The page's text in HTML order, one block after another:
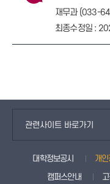
재무과 (033-
최종수정일 :
관련사이트 바로가기
대학정보공시 개
캠퍼스안내